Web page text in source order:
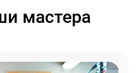
мастера